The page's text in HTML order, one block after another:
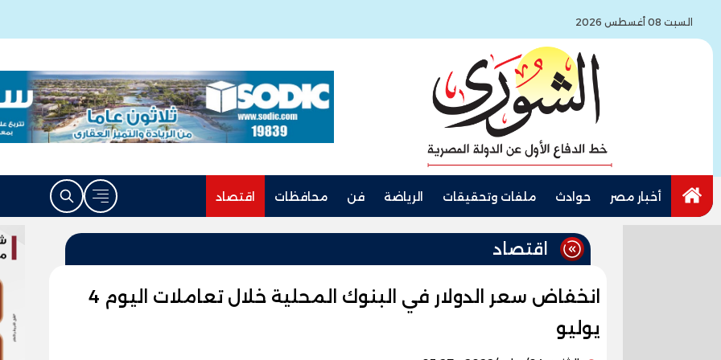
السبت 08 أغسطس 2026
أخبار مصر حوادث ملفات وتحقيقات الرياضة فن محافظات اقتصاد
اقتصاد
انخفاض سعر الدولار في البنوك المحلية خلال تعاملات اليوم 4
يوليو